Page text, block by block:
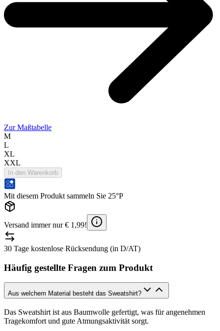
Zur Maßtabelle
M
L
XL
XXL
In den Warenkorb
Mit diesem Produkt sammeln Sie 25°P
Versand immer nur € 1,99!
30 Tage kostenlose Rücksendung (in D/AT)
Häufig gestellte Fragen zum Produkt
Aus welchem Material besteht das Sweatshirt?
Das Sweatshirt ist aus Baumwolle gefertigt, was für angenehmen
Tragekomfort und gute Atmungsaktivität sorgt.